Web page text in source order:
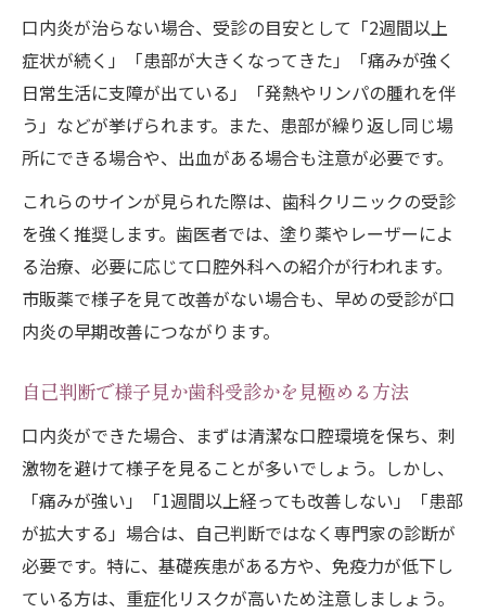
口内炎が治らない場合、受診の目安として「2週間以上
症状が続く」「患部が大きくなってきた」「痛みが強く
日常生活に支障が出ている」「発熱やリンパの腫れを伴
う」などが挙げられます。また、患部が繰り返し同じ場
所にできる場合や、出血がある場合も注意が必要です。
これらのサインが見られた際は、歯科クリニックの受診
を強く推奨します。歯医者では、塗り薬やレーザーによ
る治療、必要に応じて口腔外科への紹介が行われます。
市販薬で様子を見て改善がない場合も、早めの受診が口
内炎の早期改善につながります。
自己判断で様子見か歯科受診かを見極める方法
口内炎ができた場合、まずは清潔な口腔環境を保ち、刺
激物を避けて様子を見ることが多いでしょう。しかし、
「痛みが強い」「1週間以上経っても改善しない」「患部
が拡大する」場合は、自己判断ではなく専門家の診断が
必要です。特に、基礎疾患がある方や、免疫力が低下し
ている方は、重症化リスクが高いため注意しましょう。